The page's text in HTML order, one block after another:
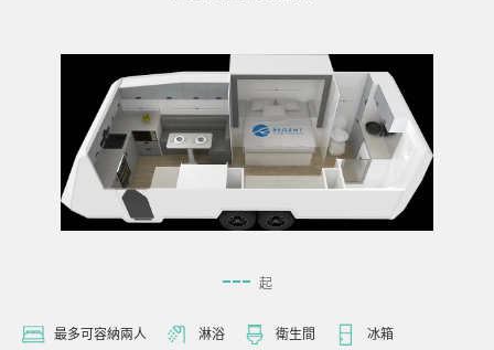
--- 起
最多可容納兩人 淋浴 衛生間 冰箱